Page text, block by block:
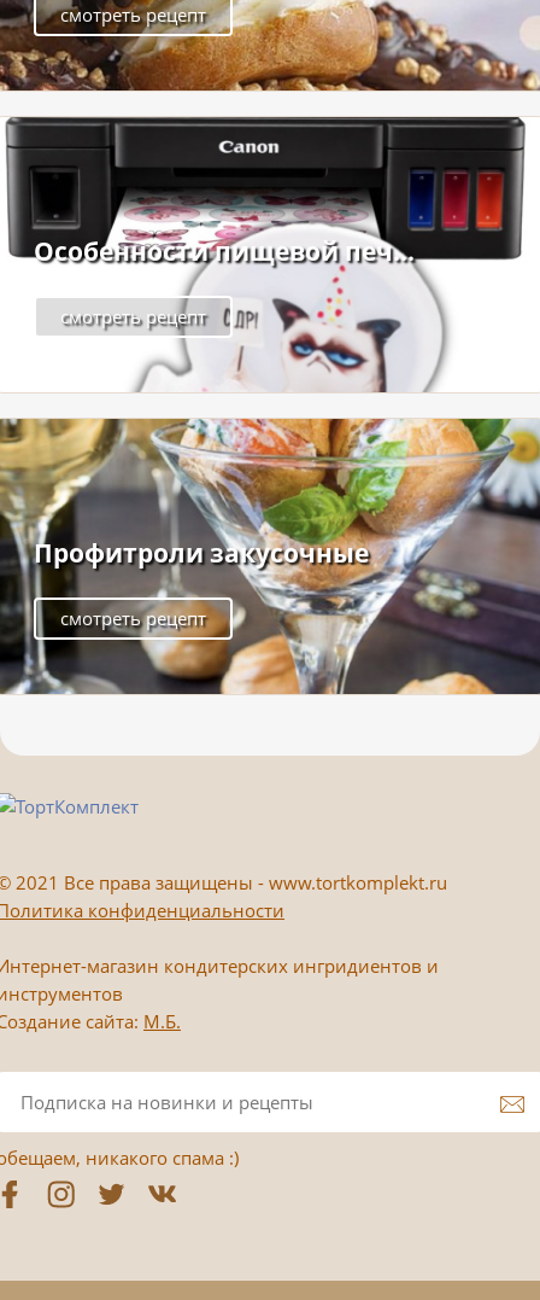
смотреть рецепт
Особенности пищевой печ...
смотреть рецепт
Профитроли закусочные
смотреть рецепт
2021 Все права защищены - www.tortkomplekt.ru
конфиденциальности
магазин кондитерских ингридиентов и
сайта: М.Б.
никакого спама :)